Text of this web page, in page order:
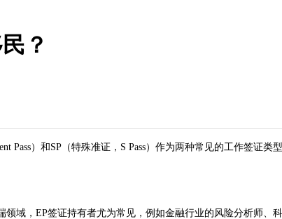
？​
）和SP（特殊准证，S Pass）作为两种常见的工作签证
，EP签证持有者尤为常见，例如金融行业的风险分析师、